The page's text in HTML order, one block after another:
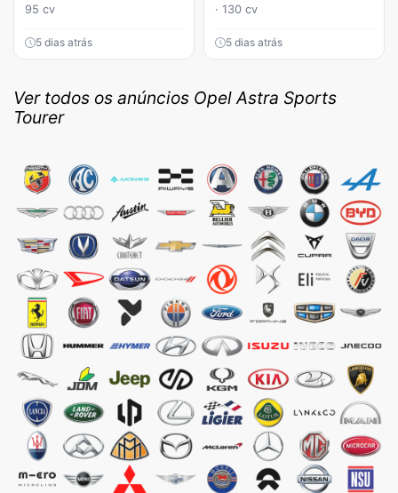
95 cv
5 dias atrás
· 130 cv
5 dias atrás
Ver todos os anúncios Opel Astra Sports
Tourer